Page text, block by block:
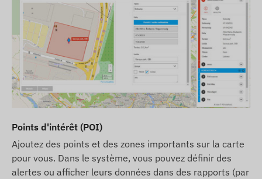
Points d'intérêt (POI)
Ajoutez des points et des zones importants sur la carte
pour vous. Dans le système, vous pouvez définir des
alertes ou afficher leurs données dans des rapports (par